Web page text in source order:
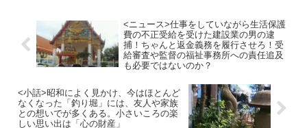
<ニュース>仕事をしていながら生活保護
費の不正受給を受けた建設業の男の逮
捕！ちゃんと返金義務を履行させろ！受
給審査や監督の福祉事務所への責任追及
も必要ではないのか？
<小話>昭和によく見かけ、今はほとんど
なくなった「釣り堀」には、友人や家族
との想いでが多くある。小さいころの楽
しい思い出は「心の財産」